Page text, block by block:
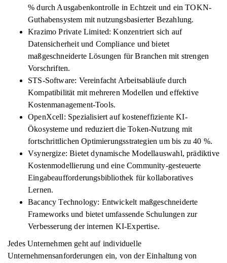
% durch Ausgabenkontrolle in Echtzeit und ein TOKN-
Guthabensystem mit nutzungsbasierter Bezahlung.
Krazimo Private Limited: Konzentriert sich auf
Datensicherheit und Compliance und bietet
maßgeschneiderte Lösungen für Branchen mit strengen
Vorschriften.
STS-Software: Vereinfacht Arbeitsabläufe durch
Kompatibilität mit mehreren Modellen und effektive
Kostenmanagement-Tools.
OpenXcell: Spezialisiert auf kosteneffiziente KI-
Ökosysteme und reduziert die Token-Nutzung mit
fortschrittlichen Optimierungsstrategien um bis zu 40 %.
Vsynergize: Bietet dynamische Modellauswahl, prädiktive
Kostenmodellierung und eine Community-gesteuerte
Eingabeaufforderungsbibliothek für kollaboratives
Lernen.
Bacancy Technology: Entwickelt maßgeschneiderte
Frameworks und bietet umfassende Schulungen zur
Verbesserung der internen KI-Expertise.
Jedes Unternehmen geht auf individuelle
Unternehmensanforderungen ein, von der Einhaltung von